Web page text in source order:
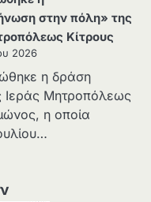
στην πόλη» της
Κίτρους
2026
η δράση
Ιεράς Μητροπόλεως
η οποία